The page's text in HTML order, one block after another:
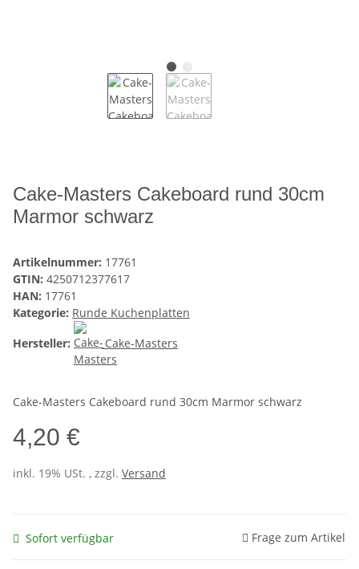
Cake-Masters Cakeboard rund 30cm
Marmor schwarz
Artikelnummer: 17761
GTIN: 4250712377617
HAN: 17761
Kategorie: Runde Kuchenplatten
Hersteller:
Cake-Masters
Cake-Masters Cakeboard rund 30cm Marmor schwarz
4,20 €
inkl. 19% USt. , zzgl. Versand
Sofort verfügbar Frage zum Artikel